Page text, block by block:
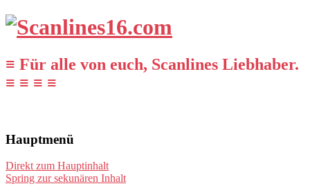
≡ Für alle von euch, Scanlines Liebhaber.
≡ ≡ ≡ ≡
Hauptmenü
Direkt zum Hauptinhalt
Spring zur sekunären Inhalt